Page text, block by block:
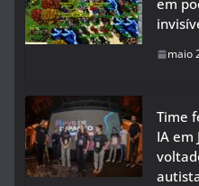
em
maio
Time
IA em